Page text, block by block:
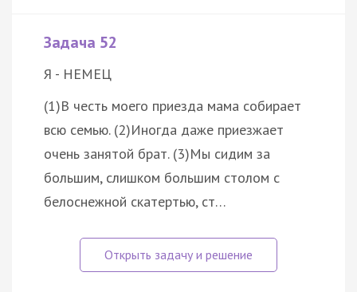
Задача 52
Я - НЕМЕЦ
(1)В честь моего приезда мама собирает
всю семью. (2)Иногда даже приезжает
очень занятой брат. (3)Мы сидим за
большим, слишком большим столом с
белоснежной скатертью, ст…